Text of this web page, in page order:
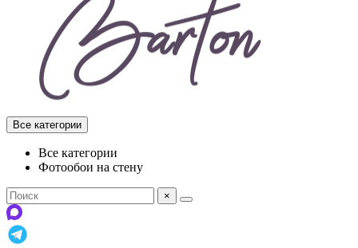
Все категории
Все категории
Фотообои на стену
×